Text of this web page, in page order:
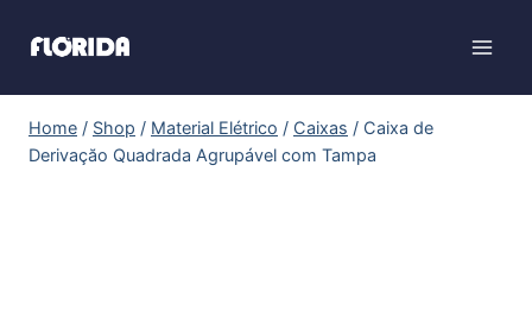
Home / Shop / Material Elétrico / Caixas / Caixa de
Derivaçăo Quadrada Agrupável com Tampa